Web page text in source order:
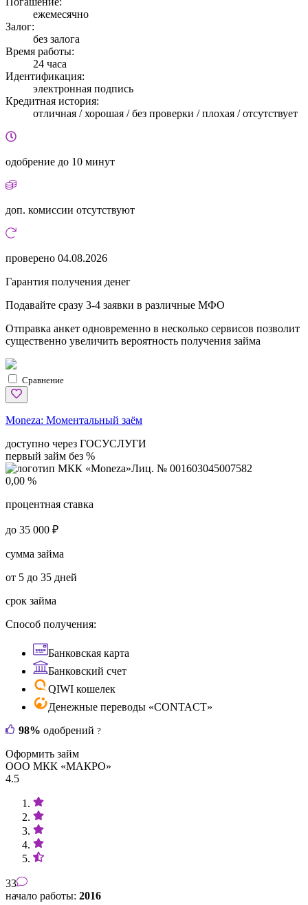
ежемесячно
Залог:
без залога
Время работы:
24 часа
Идентификация:
электронная подпись
Кредитная история:
отличная / хорошая / без проверки / плохая / отсутствует
одобрение до 10 минут
доп. комиссии отсутствуют
проверено 04.08.2026
Гарантия получения денег
Подавайте сразу 3-4 заявки в различные МФО
Отправка анкет одновременно в несколько сервисов позволит
существенно увеличить вероятность получения займа
Сравнение
Moneza: Моментальный заём
доступно через ГОСУСЛУГИ
первый займ без %
Лиц. № 001603045007582
0,00 %
процентная ставка
до 35 000 ₽
сумма займа
от 5 до 35 дней
срок займа
Способ получения:
Банковская карта
Банковский счет
QIWI кошелек
Денежные переводы «CONTACT»
98% одобрений ?
Оформить займ
ООО МКК «МАКРО»
4.5
33
начало работы: 2016